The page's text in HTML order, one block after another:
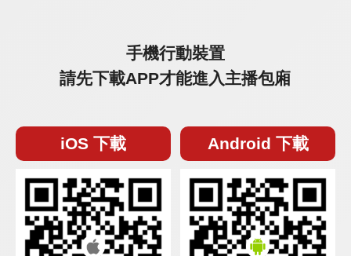
手機行動裝置
請先下載APP才能進入主播包廂
iOS 下載 Android 下載